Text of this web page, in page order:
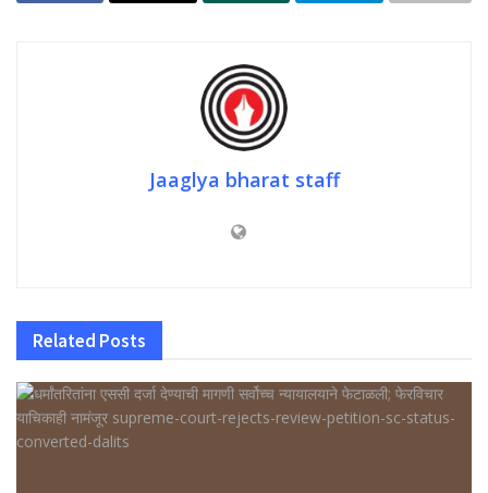
Jaaglya bharat staff
Related Posts